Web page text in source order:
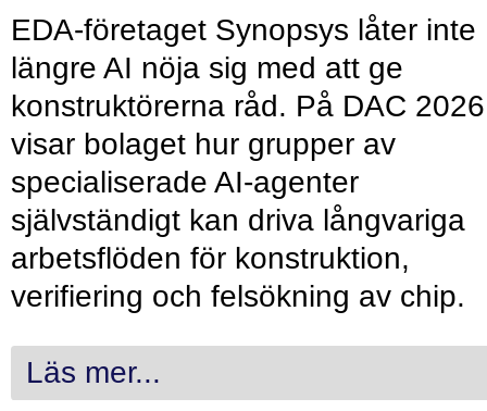
EDA-företaget Synopsys låter inte
längre AI nöja sig med att ge
konstruktörerna råd. På DAC 2026
visar bolaget hur grupper av
specialiserade AI-agenter
självständigt kan driva långvariga
arbetsflöden för konstruktion,
verifiering och felsökning av chip.
Läs mer...